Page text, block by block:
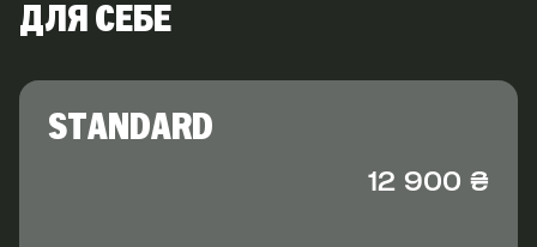
ДЛЯ СЕБЕ
STANDARD
12 900 ₴